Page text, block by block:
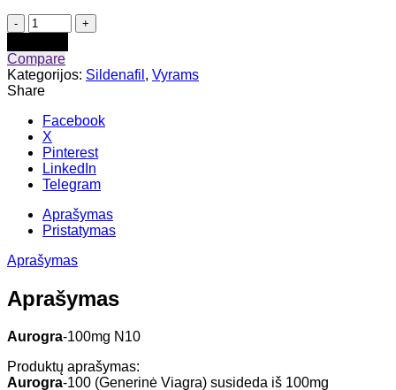
produkto
kiekis:
Aurogra-
100mg
N10
Compare
Kategorijos: Sildenafil , Vyrams
Share
Facebook
X
Pinterest
LinkedIn
Telegram
Aprašymas
Pristatymas
Aprašymas
Aprašymas
Aurogra-100mg N10
Produktų aprašymas:
Aurogra-100 (Generinė Viagra) susideda iš 100mg